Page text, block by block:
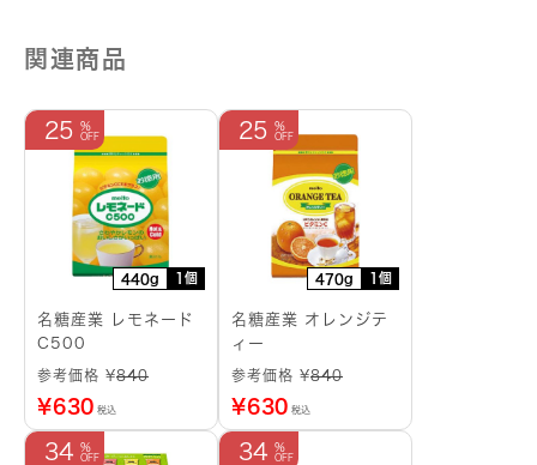
関連商品
440g 1個
25
名糖産業 レモネード
C500
参考価格 ¥840
¥630 税込
470g 1個
25
名糖産業 オレンジテ
ィー
参考価格 ¥840
¥630 税込
34 34